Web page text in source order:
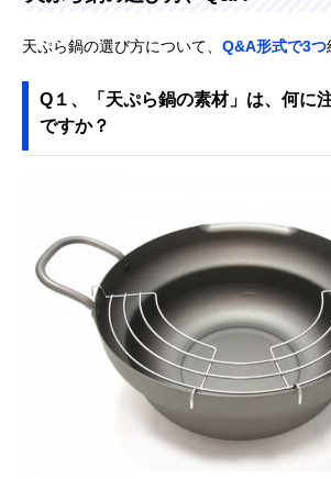
天ぷら鍋の選び方について、 Q&A形式で3つ
Q１、「天ぷら鍋の素材」は、何に
ですか？